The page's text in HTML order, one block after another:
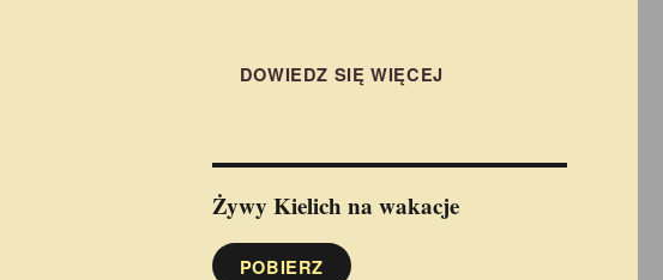
DOWIEDZ SIĘ WIĘCEJ
Żywy Kielich na wakacje
POBIERZ